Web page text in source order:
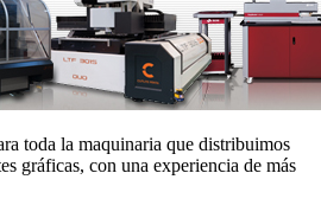
toda la maquinaria que distribuimos
gráficas, con una experiencia de más